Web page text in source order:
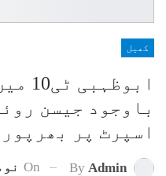
کھیل
باوجود جیسن
اسپرٹ پر
By Admin
On نومبر